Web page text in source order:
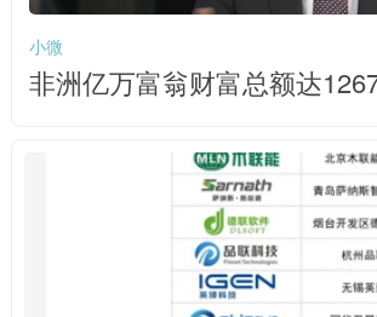
小微
非洲亿万富翁财富总额达